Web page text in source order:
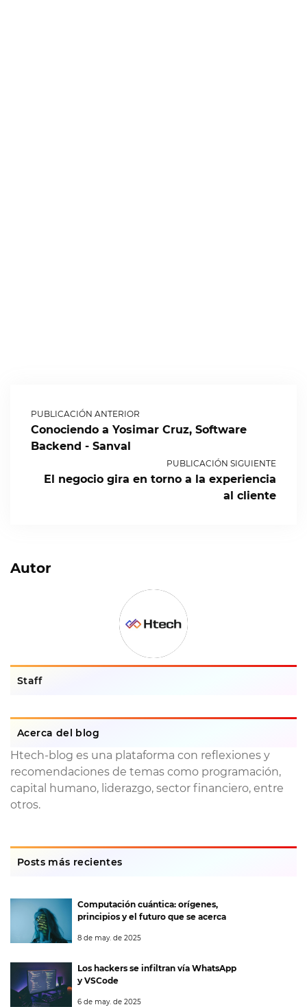
PUBLICACIÓN ANTERIOR
Conociendo a Yosimar Cruz, Software
Backend - Sanval
PUBLICACIÓN SIGUIENTE
El negocio gira en torno a la experiencia
al cliente
Autor
Staff
Acerca del blog
Htech-blog es una plataforma con reflexiones y
recomendaciones de temas como programación,
capital humano, liderazgo, sector financiero, entre
otros.
Posts más recientes
Computación cuántica: orígenes,
principios y el futuro que se acerca
8 de may. de 2025
Los hackers se infiltran vía WhatsApp
y VSCode
6 de may. de 2025